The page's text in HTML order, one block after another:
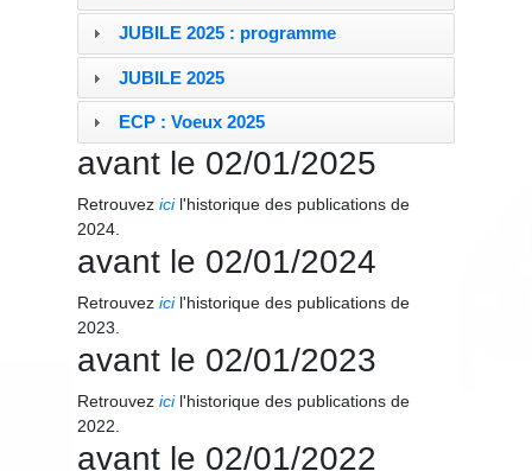
JUBILE 2025 : programme
JUBILE 2025
ECP : Voeux 2025
avant le 02/01/2025
Retrouvez icil'historique des publications de
2024.
avant le 02/01/2024
Retrouvez icil'historique des publications de
2023.
avant le 02/01/2023
Retrouvez icil'historique des publications de
2022.
avant le 02/01/2022